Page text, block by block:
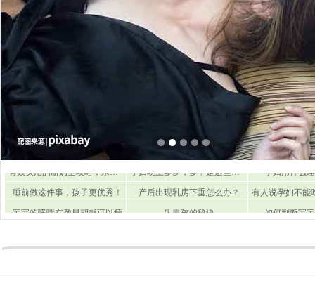
孕妇晚上多梦，多半是这些原因 孕妇用什么
宝宝的哮喘在孕早期就可以预 生男孩的秘诀 如何判断宝
吃这些食物可以下奶 女生为什么招蚊子喜欢 怀孕后睡眠质
睡前做这件事，孩子更优秀！ 产后出现乳房下垂怎么办？